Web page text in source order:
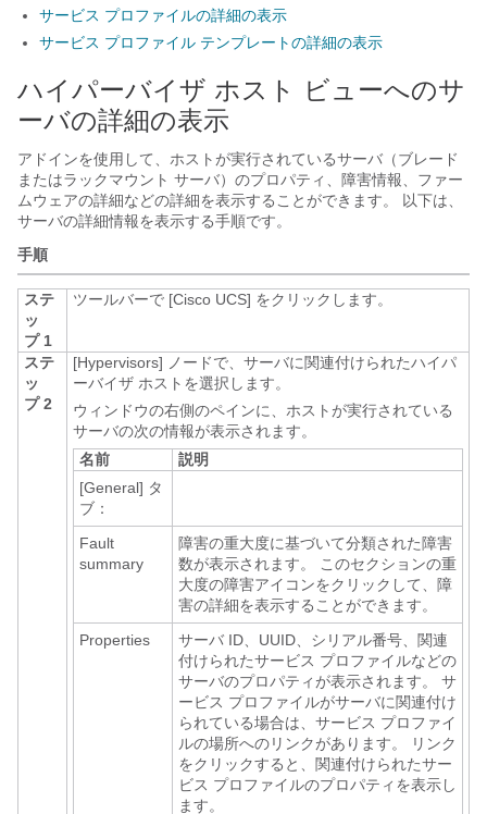
サービス プロファイルの詳細の表示
サービス プロファイル テンプレートの詳細の表示
ハイパーバイザ ホスト ビューへのサ
ーバの詳細の表示
アドインを使用して、ホストが実行されているサーバ（ブレード
またはラックマウント サーバ）のプロパティ、障害情報、ファー
ムウェアの詳細などの詳細を表示することができます。 以下は、
サーバの詳細情報を表示する手順です。
手順
ステ
ッ
プ 1
ツールバーで [Cisco UCS] をクリックします。
ステ
ッ
プ 2
[Hypervisors] ノードで、サーバに関連付けられたハイパ
ーバイザ ホストを選択します。
ウィンドウの右側のペインに、ホストが実行されている
サーバの次の情報が表示されます。
名前
説明
[General] タ
ブ：
Fault
summary
障害の重大度に基づいて分類された障害
数が表示されます。 このセクションの重
大度の障害アイコンをクリックして、障
害の詳細を表示することができます。
Properties
サーバ ID、UUID、シリアル番号、関連
付けられたサービス プロファイルなどの
サーバのプロパティが表示されます。 サ
ービス プロファイルがサーバに関連付け
られている場合は、サービス プロファイ
ルの場所へのリンクがあります。 リンク
をクリックすると、関連付けられたサー
ビス プロファイルのプロパティを表示し
ます。